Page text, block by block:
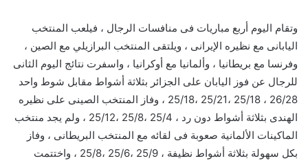
وتقام اليوم أربع مباريات فى منافسات الرجال ، فيلعب المنتخب
اليابانى مع نظيره الإيرانى ، ويلتقى المنتخب البرازيلي مع الصين ،
وفرنسا مع بريطانيا ، وألمانيا مع أوكرانيا ، واسفرت نتائج اليوم الثانى
للرجال عن فوز اليابان على الجزائر بثلاثة أشواط مقابل شوط واحد
26/28 ، 25/18 ،25/21 ،25/18 ، وفاز المنتخب الصينى على نظيره
الهندى بثلاثة أشواط دون رد ، 25/4 ،25/8 ،25/12 ، ولم يجد منتخب
الماكينات الألمانية صعوبة فى لقائه مع المنتخب البريطانى ، وفاز
بكل سهولة بثلاثة أشواط نظيفة ، 25/9 ،25/6 ،25/8 ، واختتمت